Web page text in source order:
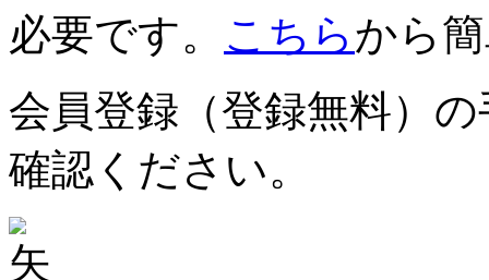
必要です。 こちらから
会員登録（登録無料）
確認ください。